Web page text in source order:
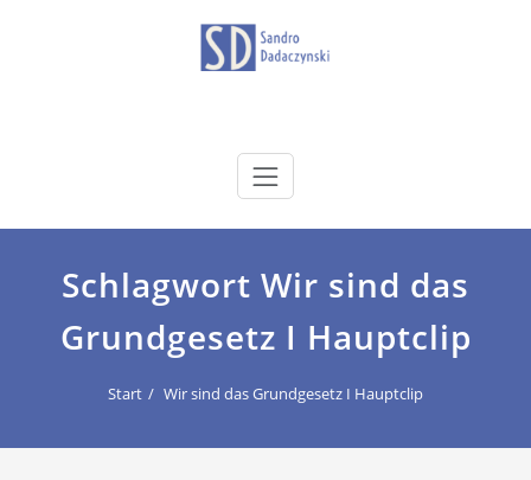
dadaczynski.de
Schlagwort Wir sind das
Grundgesetz I Hauptclip
Start Wir sind das Grundgesetz I Hauptclip